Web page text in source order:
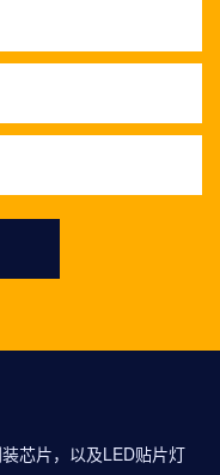
芯片，以及LED贴片灯